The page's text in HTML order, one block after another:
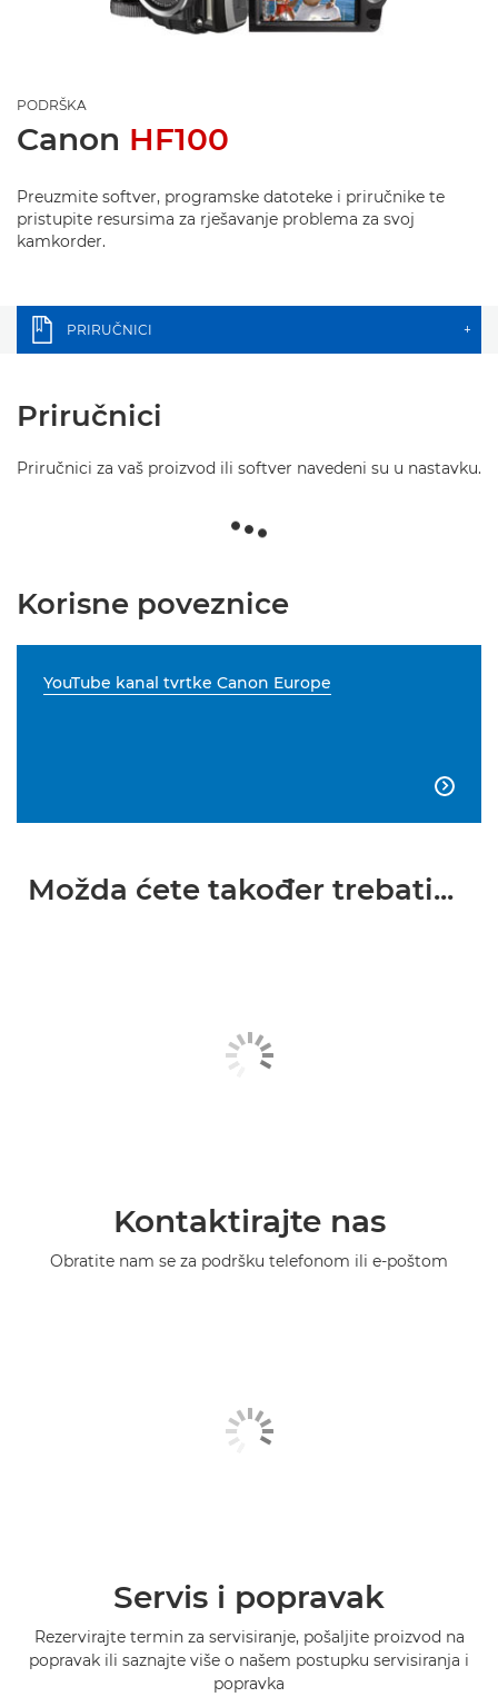
PODRŠKA
Canon HF100
Preuzmite softver, programske datoteke i priručnike te
pristupite resursima za rješavanje problema za svoj
kamkorder.
PRIRUČNICI +
Priručnici
Priručnici za vaš proizvod ili softver navedeni su u nastavku.
Korisne poveznice
YouTube kanal tvrtke Canon Europe

Možda ćete također trebati...
Kontaktirajte nas
Obratite nam se za podršku telefonom ili e-poštom
Servis i popravak
Rezervirajte termin za servisiranje, pošaljite proizvod na
popravak ili saznajte više o našem postupku servisiranja i
popravka